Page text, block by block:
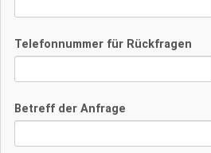
Telefonnummer für Rückfragen
Betreff der Anfrage